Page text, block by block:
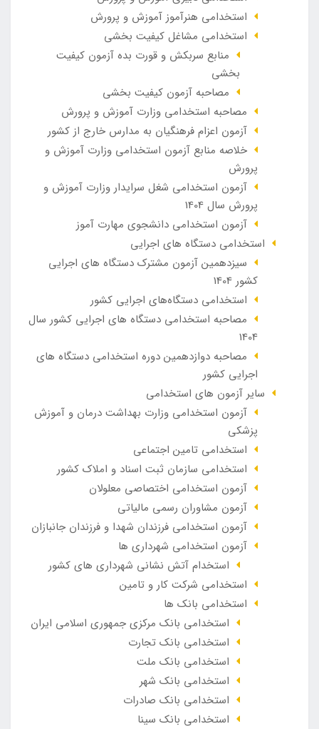
استخدامی هنرآموز آموزش و پرورش
استخدامی مشاغل کیفیت بخشی
منابع سربکش و قورت بده آزمون کیفیت
بخشی
مصاحبه آزمون کیفیت بخشی
مصاحبه استخدامی وزارت آموزش و پرورش
آزمون اعزام فرهنگیان به مدارس خارج از کشور
خلاصه منابع آزمون استخدامی وزارت آموزش و
پرورش
آزمون استخدامی شغل سرایدار وزارت آموزش و
پرورش سال 1404
آزمون استخدامی دانشجوی مهارت آموز
استخدامی دستگاه های اجرایی
سیزدهمین آزمون مشترک دستگاه های اجرایی
کشور 1404
استخدامی دستگاه‌های اجرایی کشور
مصاحبه استخدامی دستگاه های اجرایی کشور سال
1404
مصاحبه دوازدهمین دوره استخدامی دستگاه های
اجرایی کشور
سایر آزمون های استخدامی
آزمون استخدامی وزارت بهداشت درمان و آموزش
پزشکی
استخدامی تامین اجتماعی
استخدامی سازمان ثبت اسناد و املاک کشور
آزمون استخدامی اختصاصی معلولان
آزمون مشاوران رسمی مالیاتی
آزمون استخدامی فرزندان شهدا و فرزندان جانبازان
آزمون استخدامی شهرداری ها
استخدام آتش نشانی شهرداری های کشور
استخدامی شرکت کار و تامین
استخدامی بانک ها
استخدامی بانک مرکزی جمهوری اسلامی ایران
استخدامی بانک تجارت
استخدامی بانک ملت
استخدامی بانک شهر
استخدامی بانک صادرات
استخدامی بانک سینا